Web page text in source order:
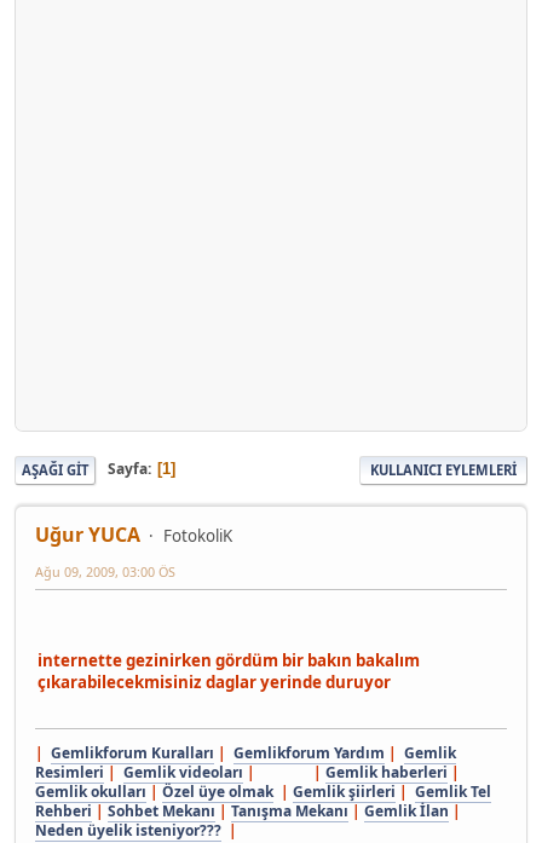
AŞAĞI GIT Sayfa 1 KULLANICI EYLEMLERI
Uğur YUCA FotokoliK
Ağu 09, 2009, 03:00 ÖS
internette gezinirken gördüm bir bakın bakalım
çıkarabilecekmisiniz daglar yerinde duruyor
| Gemlikforum Kuralları | Gemlikforum Yardım | Gemlik
Resimleri | Gemlik videoları | | Gemlik haberleri |
Gemlik okulları | Özel üye olmak| Gemlik şiirleri | Gemlik Tel
Rehberi | Sohbet Mekanı | Tanışma Mekanı | Gemlik İlan |
Neden üyelik isteniyor??? |